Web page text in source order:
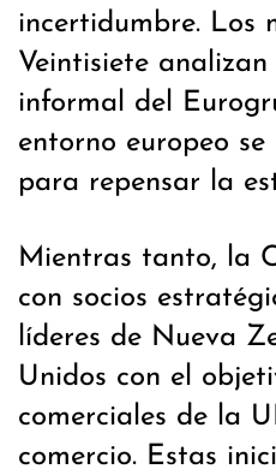
incertidumbre. Los
Veintisiete
informal del
entorno europeo
para repensar la
Mientras tanto, la
con socios
líderes de Nueva
Unidos con el
comerciales de la
comercio. Estas